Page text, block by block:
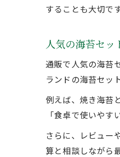
することも大切で
人気の海苔セッ
通販で人気の海苔
ランドの海苔セッ
例えば、焼き海苔
「食卓で使いや
さらに、レビュー
算と相談しながら